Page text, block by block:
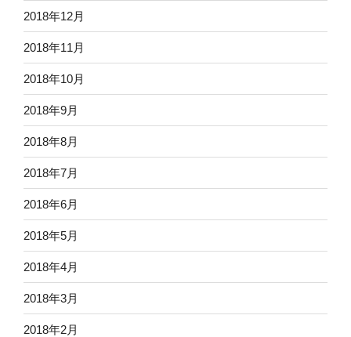
2018年12月
2018年11月
2018年10月
2018年9月
2018年8月
2018年7月
2018年6月
2018年5月
2018年4月
2018年3月
2018年2月